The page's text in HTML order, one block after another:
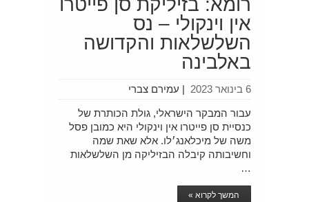
אין וינקולי – נס
השלשלאות והקדושה
באלבינה
עמירם צברי | 6 בינואר 2023
עבור המבקר הישראלי, גולת הכותרת של
כנסיית סן פייטרו אין וינקולי היא כמובן פסל
משה של מיכלאנג׳לו. אלא שאת שמה
וחשיבותה קיבלה הבזיליקה מן השלשלאות
…
המשך לקרוא »